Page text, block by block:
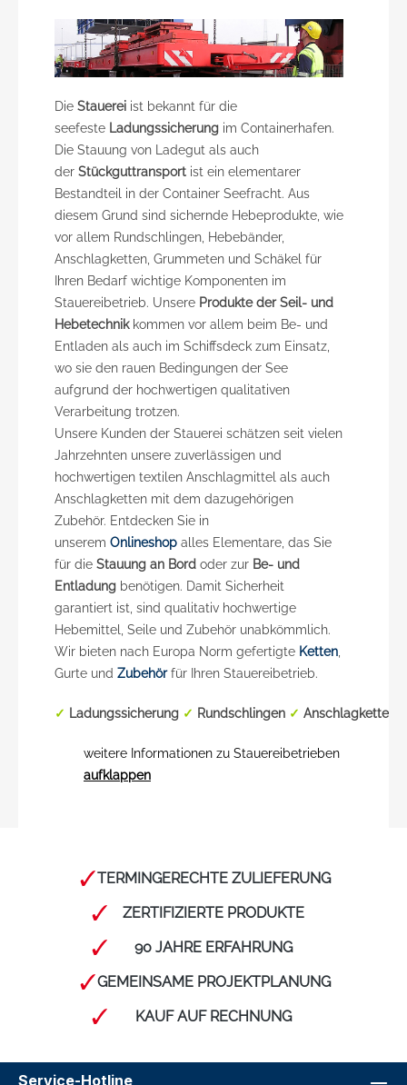
Die Stauerei ist bekannt für die
seefeste Ladungssicherung im Containerhafen.
Die Stauung von Ladegut als auch
der Stückguttransport ist ein elementarer
Bestandteil in der Container Seefracht. Aus
diesem Grund sind sichernde Hebeprodukte, wie
vor allem Rundschlingen, Hebebänder,
Anschlagketten, Grummeten und Schäkel für
Ihren Bedarf wichtige Komponenten im
Stauereibetrieb. Unsere Produkte der Seil- und
Hebetechnik kommen vor allem beim Be- und
Entladen als auch im Schiffsdeck zum Einsatz,
wo sie den rauen Bedingungen der See
aufgrund der hochwertigen qualitativen
Verarbeitung trotzen.
Unsere Kunden der Stauerei schätzen seit vielen
Jahrzehnten unsere zuverlässigen und
hochwertigen textilen Anschlagmittel als auch
Anschlagketten mit dem dazugehörigen
Zubehör. Entdecken Sie in
unserem Onlineshop alles Elementare, das Sie
für die Stauung an Bord oder zur Be- und
Entladung benötigen. Damit Sicherheit
garantiert ist, sind qualitativ hochwertige
Hebemittel, Seile und Zubehör unabkömmlich.
Wir bieten nach Europa Norm gefertigte Ketten,
Gurte und Zubehör für Ihren Stauereibetrieb.
✓ Ladungssicherung ✓ Rundschlingen ✓ Anschlagketten
weitere Informationen zu Stauereibetrieben
aufklappen
TERMINGERECHTE ZULIEFERUNG
ZERTIFIZIERTE PRODUKTE
90 JAHRE ERFAHRUNG
GEMEINSAME PROJEKTPLANUNG
KAUF AUF RECHNUNG
Service-Hotline